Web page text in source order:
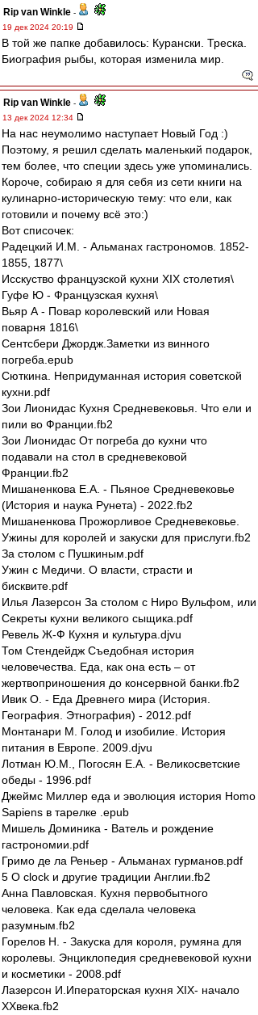
Rip van Winkle -
19 дек 2024 20:19
В той же папке добавилось: Курански. Треска.
Биография рыбы, которая изменила мир.
Rip van Winkle -
13 дек 2024 12:34
На нас неумолимо наступает Новый Год :)
Поэтому, я решил сделать маленький подарок,
тем более, что специи здесь уже упоминались.
Короче, собираю я для себя из сети книги на
кулинарно-историческую тему: что ели, как
готовили и почему всё это:)
Вот списочек:
Радецкий И.М. - Альманах гастрономов. 1852-
1855, 1877\
Исскуство французской кухни XIX столетия\
Гуфе Ю - Французская кухня\
Вьяр А - Повар королевский или Новая
поварня 1816\
Сентсбери Джордж.Заметки из винного
погреба.epub
Сюткина. Непридуманная история советской
кухни.pdf
Зои Лионидас Кухня Средневековья. Что ели и
пили во Франции.fb2
Зои Лионидас От погреба до кухни что
подавали на стол в средневековой
Франции.fb2
Мишаненкова Е.А. - Пьяное Средневековье
(История и наука Рунета) - 2022.fb2
Мишаненкова Прожорливое Средневековье.
Ужины для королей и закуски для прислуги.fb2
За столом с Пушкиным.pdf
Ужин с Медичи. О власти, страсти и
бисквите.pdf
Илья Лазерсон За столом с Ниро Вульфом, или
Секреты кухни великого сыщика.pdf
Ревель Ж-Ф Кухня и культура.djvu
Том Стендейдж Съедобная история
человечества. Еда, как она есть – от
жертвоприношения до консервной банки.fb2
Ивик О. - Еда Древнего мира (История.
География. Этнография) - 2012.pdf
Монтанари М. Голод и изобилие. История
питания в Европе. 2009.djvu
Лотман Ю.М., Погосян Е.А. - Великосветские
обеды - 1996.pdf
Джеймс Миллер еда и эволюция история Homo
Sapiens в тарелке .epub
Мишель Доминика - Ватель и рождение
гастрономии.pdf
Гримо де ла Реньер - Альманах гурманов.pdf
5 O clock и другие традиции Англии.fb2
Анна Павловская. Кухня первобытного
человека. Как еда сделала человека
разумным.fb2
Горелов Н. - Закуска для короля, румяна для
королевы. Энциклопедия средневековой кухни
и косметики - 2008.pdf
Лазерсон И.Иператорская кухня XIX- начало
XXвека.fb2